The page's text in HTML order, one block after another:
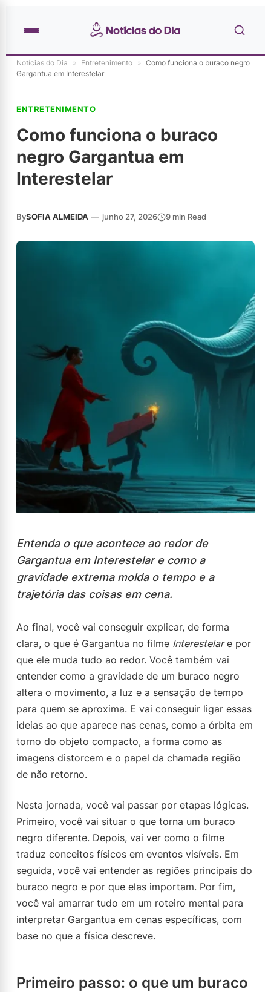
Notícias do Dia » Entretenimento » Como funciona o buraco negro
Gargantua em Interestelar
ENTRETENIMENTO
Como funciona o buraco
negro Gargantua em
Interestelar
BySOFIA ALMEIDA — junho 27, 2026 9 min Read
Entenda o que acontece ao redor de
Gargantua em Interestelar e como a
gravidade extrema molda o tempo e a
trajetória das coisas em cena.
Ao final, você vai conseguir explicar, de forma
clara, o que é Gargantua no filme Interestelare por
que ele muda tudo ao redor. Você também vai
entender como a gravidade de um buraco negro
altera o movimento, a luz e a sensação de tempo
para quem se aproxima. E vai conseguir ligar essas
ideias ao que aparece nas cenas, como a órbita em
torno do objeto compacto, a forma como as
imagens distorcem e o papel da chamada região
de não retorno.
Nesta jornada, você vai passar por etapas lógicas.
Primeiro, você vai situar o que torna um buraco
negro diferente. Depois, vai ver como o filme
traduz conceitos físicos em eventos visíveis. Em
seguida, você vai entender as regiões principais do
buraco negro e por que elas importam. Por fim,
você vai amarrar tudo em um roteiro mental para
interpretar Gargantua em cenas específicas, com
base no que a física descreve.
Primeiro passo: o que um buraco